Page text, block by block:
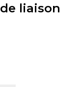
liaison